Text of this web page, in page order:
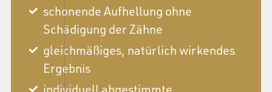
schonende Aufhellung ohne
Schädigung der Zähne
gleichmäßiges, natürlich wirkendes
Ergebnis